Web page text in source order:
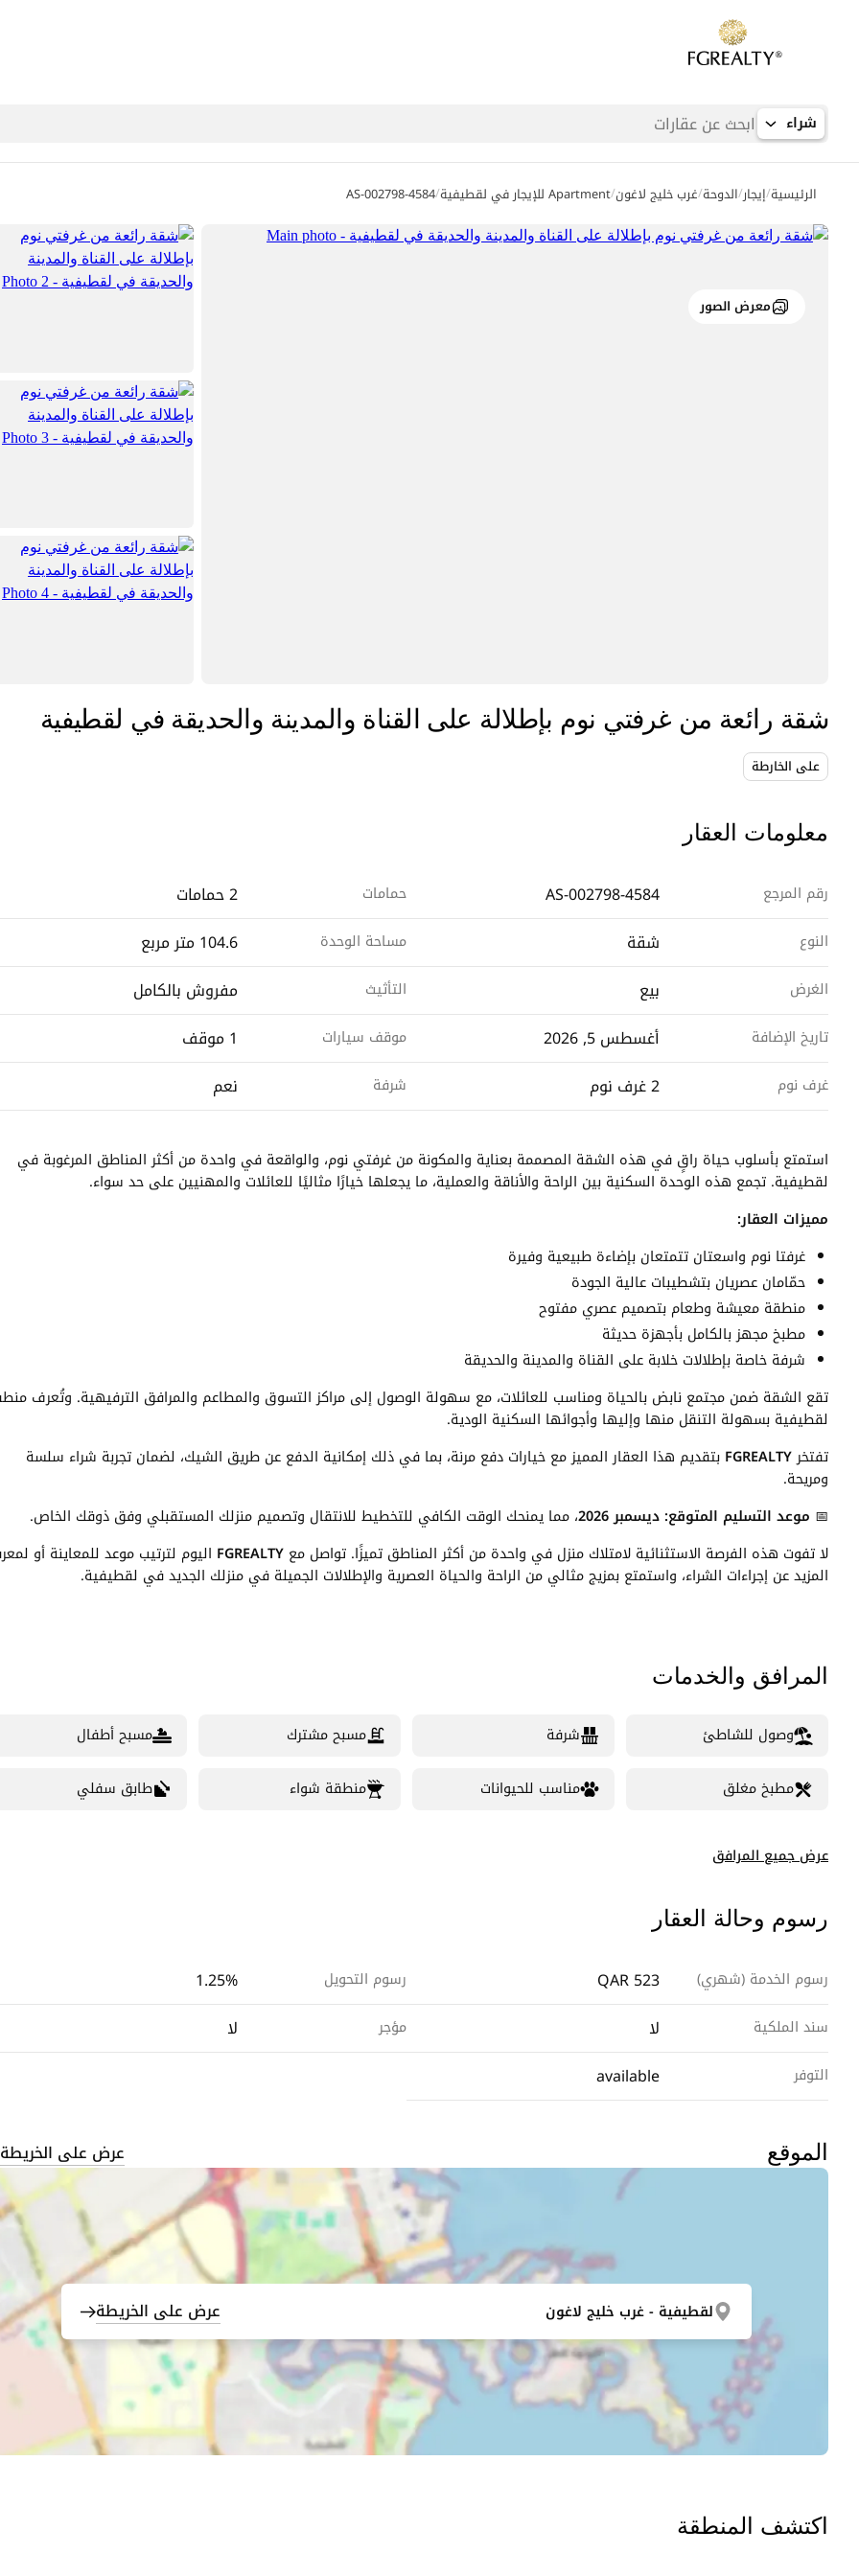
شراء
معرض الصور
الرئيسية/إيجار/الدوحة/غرب خليج لاغون/Apartment للإيجار في لقطيفية /
AS-002798-4584
شقة رائعة من غرفتي نوم بإطلالة على القناة والمدينة والحديقة في لقطيفية
على الخارطة
معلومات العقار
رقم المرجع AS-002798-4584
النوع شقة
الغرض بيع
تاريخ الإضافة أغسطس 5, 2026
غرف نوم 2 غرف نوم
حمامات 2 حمامات
مساحة الوحدة 104.6 متر مربع
التأثيث مفروش بالكامل
موقف سيارات 1 موقف
شرفة نعم
استمتع بأسلوب حياة راقٍ في هذه الشقة المصممة بعناية والمكونة من غرفتي نوم، والواقعة في واحدة من أكثر المناطق المرغوبة في
لقطيفية. تجمع هذه الوحدة السكنية بين الراحة والأناقة والعملية، ما يجعلها خيارًا مثاليًا للعائلات والمهنيين على حد سواء.
مميزات العقار:
غرفتا نوم واسعتان تتمتعان بإضاءة طبيعية وفيرة
حمّامان عصريان بتشطيبات عالية الجودة
منطقة معيشة وطعام بتصميم عصري مفتوح
مطبخ مجهز بالكامل بأجهزة حديثة
شرفة خاصة بإطلالات خلابة على القناة والمدينة والحديقة
تقع الشقة ضمن مجتمع نابض بالحياة ومناسب للعائلات، مع سهولة الوصول إلى مراكز التسوق والمطاعم والمرافق الترفيهية. وتُعرف
لقطيفية بسهولة التنقل منها وإليها وأجوائها السكنية الودية.
تفتخرFGREALTY بتقديم هذا العقار المميز مع خيارات دفع مرنة، بما في ذلك إمكانية الدفع عن طريق الشيك، لضمان تجربة شراء سلسة
ومريحة.
📅 موعد التسليم المتوقع: ديسمبر 2026
، مما يمنحك الوقت الكافي للتخطيط للانتقال وتصميم منزلك المستقبلي وفق ذوقك الخاص.
لا تفوت هذه الفرصة الاستثنائية لامتلاك منزل في واحدة من أكثر المناطق تميزًا. تواصل مع FGREALTY اليوم لترتيب موعد للمعاينة أو
المزيد عن إجراءات الشراء، واستمتع بمزيج مثالي من الراحة والحياة العصرية والإطلالات الجميلة في منزلك الجديد في لقطيفية.
المرافق والخدمات
وصول للشاطئ شرفة مسبح مشترك مسبح أطفال
مطبخ مغلق مناسب للحيوانات منطقة شواء طابق سفلي
عرض جميع المرافق
رسوم وحالة العقار
رسوم الخدمة (شهري) QAR 523
سند الملكية لا
التوفر available
رسوم التحويل 1.25%
مؤجر لا
الموقع عرض على الخريطة
لقطيفية - غرب خليج لاغون عرض على الخريطة
اكتشف المنطقة